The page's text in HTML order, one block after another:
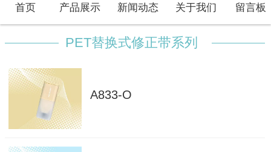
English
首页 产品展示 新闻动态 关于我们 留言板
PET替换式修正带系列
A833-O